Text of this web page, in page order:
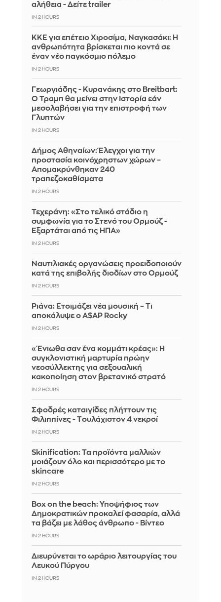
αλήθεια - Δείτε trailer
IN 2 HOURS
ΚΚΕ για επέτειο Χιροσίμα, Ναγκασάκι: Η
ανθρωπότητα βρίσκεται πιο κοντά σε
έναν νέο παγκόσμιο πόλεμο
IN 2 HOURS
Γεωργιάδης - Κυρανάκης στο Breitbart:
Ο Τραμπ θα μείνει στην Ιστορία εάν
μεσολαβήσει για την επιστροφή των
Γλυπτών
IN 2 HOURS
Δήμος Αθηναίων: Έλεγχοι για την
προστασία κοινόχρηστων χώρων –
Απομακρύνθηκαν 240
τραπεζοκαθίσματα
IN 2 HOURS
Τεχεράνη: «Στο τελικό στάδιο η
συμφωνία για το Στενό του Ορμούζ -
Εξαρτάται από τις ΗΠΑ»
IN 2 HOURS
Ναυτιλιακές οργανώσεις προειδοποιούν
κατά της επιβολής διοδίων στο Ορμούζ
IN 2 HOURS
Ριάνα: Ετοιμάζει νέα μουσική – Τι
αποκάλυψε ο A$AP Rocky
IN 2 HOURS
«Ένιωθα σαν ένα κομμάτι κρέας»: Η
συγκλονιστική μαρτυρία πρώην
νεοσύλλεκτης για σεξουαλική
κακοποίηση στον βρετανικό στρατό
IN 2 HOURS
Σφοδρές καταιγίδες πλήττουν τις
Φιλιππίνες - Tουλάχιστον 4 νεκροί
IN 2 HOURS
Skinification: Τα προϊόντα μαλλιών
μοιάζουν όλο και περισσότερο με το
skincare
IN 2 HOURS
Box on the beach: Υποψήφιος των
Δημοκρατικών προκαλεί φασαρία, αλλά
τα βάζει με λάθος άνθρωπο - Βίντεο
IN 2 HOURS
Διευρύνεται το ωράριο λειτουργίας του
Λευκού Πύργου
IN 2 HOURS